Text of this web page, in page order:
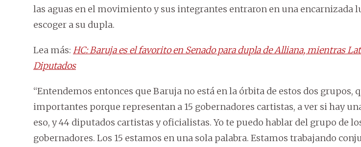
las aguas en el movimiento y sus integrantes entraron en una encarnizada
escoger a su dupla.
Lea más: HC: Baruja es el favorito en Senado para dupla de Alliana, mientras
Diputados
“Entendemos entonces que Baruja no está en la órbita de estos dos grupos,
importantes porque representan a 15 gobernadores cartistas, a ver si hay
eso, y 44 diputados cartistas y oficialistas. Yo te puedo hablar del grupo de
gobernadores. Los 15 estamos en una sola palabra. Estamos trabajando